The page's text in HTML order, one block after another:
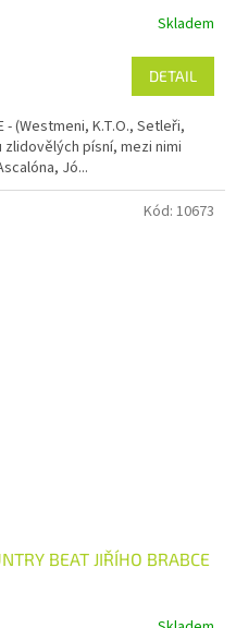
Skladem
DETAIL
- (Westmeni, K.T.O., Setleři,
zlidovělých písní, mezi nimi
Jó...
BEAT JIŘÍHO BRABCE
Kód: 10673